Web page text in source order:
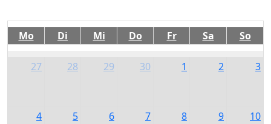
Mo Di Mi Do Fr Sa So
27 28 29 30 1 2 3
4 5 6 7 8 9 10